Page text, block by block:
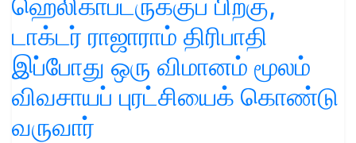
டாக்டர் ராஜாராம் திரிபாதி
இப்போது ஒரு விமானம் மூலம்
விவசாயப் புரட்சியைக் கொண்டு
வருவார்